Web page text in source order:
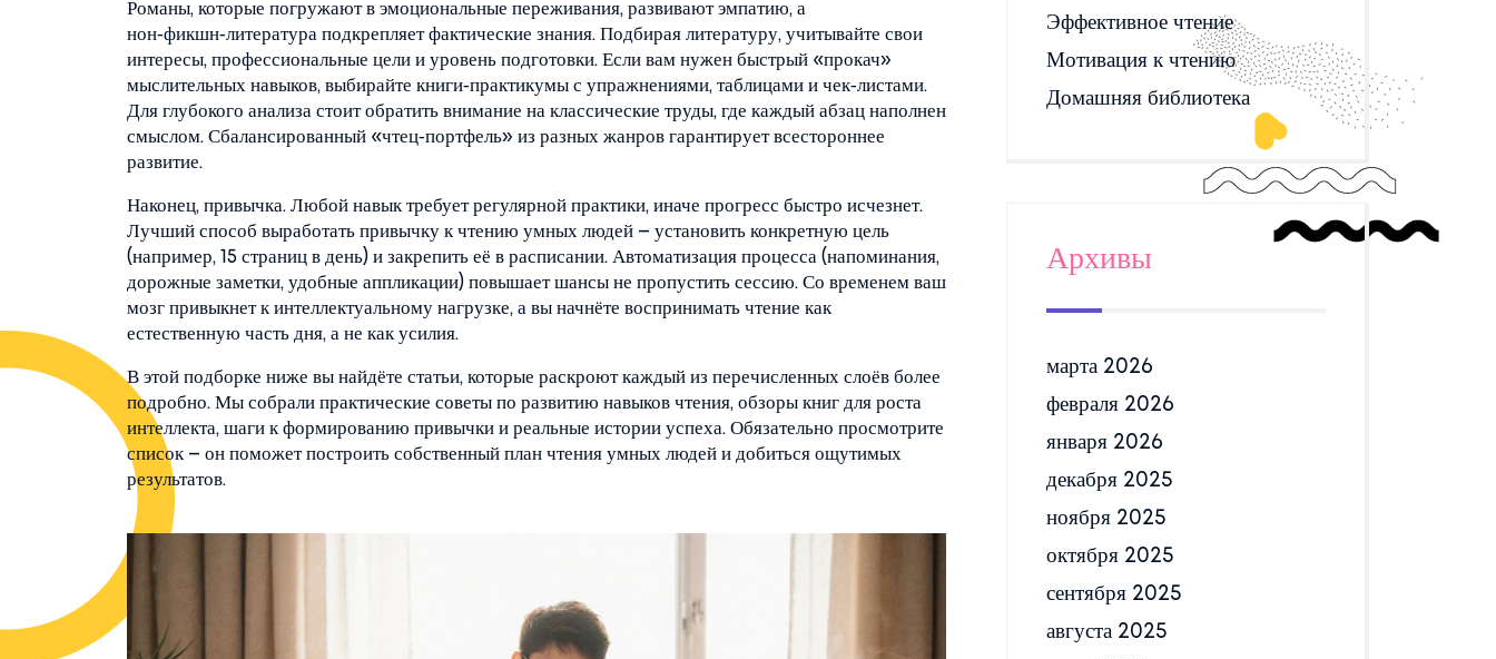
Романы, которые погружают в эмоциональные переживания, развивают эмпатию, а
нон‑фикшн‑литература подкрепляет фактические знания. Подбирая литературу, учитывайте свои
интересы, профессиональные цели и уровень подготовки. Если вам нужен быстрый «прокач»
мыслительных навыков, выбирайте книги‑практикумы с упражнениями, таблицами и чек‑листами.
Для глубокого анализа стоит обратить внимание на классические труды, где каждый абзац наполнен
смыслом. Сбалансированный «чтец‑портфель» из разных жанров гарантирует всестороннее
развитие.
Наконец, привычка. Любой навык требует регулярной практики, иначе прогресс быстро исчезнет.
Лучший способ выработать привычку к чтению умных людей – установить конкретную цель
(например, 15 страниц в день) и закрепить её в расписании. Автоматизация процесса (напоминания,
дорожные заметки, удобные аппликации) повышает шансы не пропустить сессию. Со временем ваш
мозг привыкнет к интеллектуальному нагрузке, а вы начнёте воспринимать чтение как
естественную часть дня, а не как усилия.
В этой подборке ниже вы найдёте статьи, которые раскроют каждый из перечисленных слоёв более
подробно. Мы собрали практические советы по развитию навыков чтения, обзоры книг для роста
интеллекта, шаги к формированию привычки и реальные истории успеха. Обязательно просмотрите
список – он поможет построить собственный план чтения умных людей и добиться ощутимых
результатов.
Эффективное чтение
Мотивация к чтению
Домашняя библиотека
Архивы
марта 2026
февраля 2026
января 2026
декабря 2025
ноября 2025
октября 2025
сентября 2025
августа 2025